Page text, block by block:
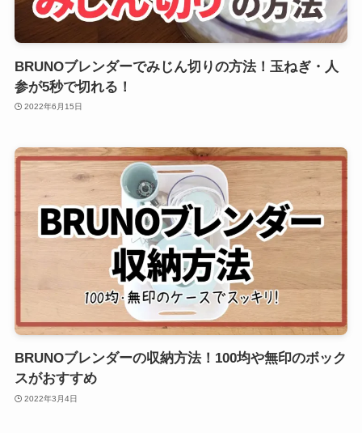
BRUNOブレンダーでみじん切りの方法！玉ねぎ・人
参が5秒で切れる！
2022年6月15日
BRUNOブレンダーの収納方法！100均や無印のボック
スがおすすめ
2022年3月4日